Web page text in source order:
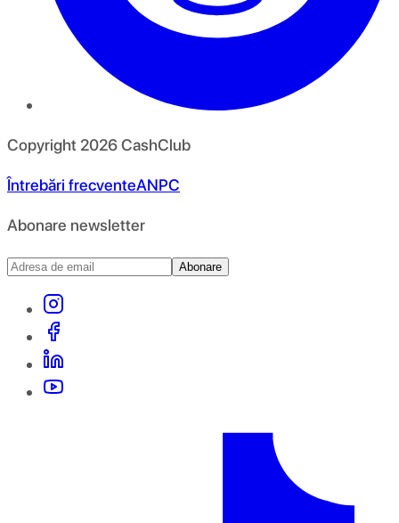
Copyright 2026CashClub
Întrebări frecventeANPC
Abonare newsletter
Abonare